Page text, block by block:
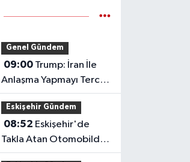
Genel Gündem
09:00Trump: İran İle
Anlaşma Yapmayı Tercih
Ederim
Eskişehir Gündem
08:52
Takla Atan Otomobilde
2 Kişi Yaralandı